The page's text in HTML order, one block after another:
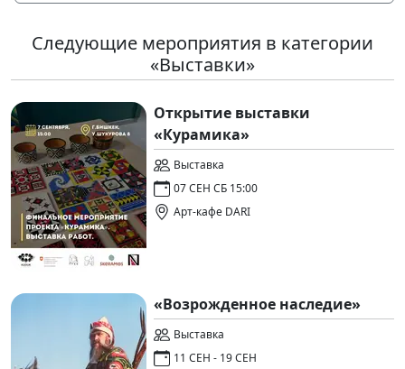
Следующие мероприятия в категории
«Выставки»
Открытие выставки
«Курамика»
Выставка
07 СЕН СБ 15:00
Арт-кафе DARI
«Возрожденное наследие»
Выставка
11 СЕН - 19 СЕН